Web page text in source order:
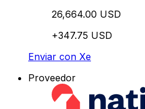
26,664.00 USD
+347.75 USD
Enviar con Xe
Proveedor